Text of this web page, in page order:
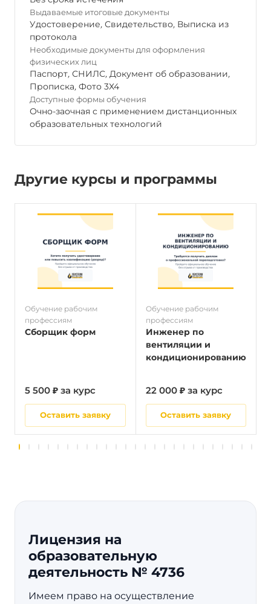
Выдаваемые итоговые документы
Удостоверение, Свидетельство, Выписка из
протокола
Необходимые документы для оформления
физических лиц
Паспорт, СНИЛС, Документ об образовании,
Прописка, Фото 3Х4
Доступные формы обучения
Очно-заочная с применением дистанционных
образовательных технологий
Другие курсы и программы
Обучение рабочим
профессиям
Сборщик форм
5 500 ₽ за курс
Оставить заявку
Обучение рабочим
профессиям
Инженер по
вентиляции и
кондиционированию
22 000 ₽ за курс
Оставить заявку
Лицензия на
образовательную
деятельность № 4736
Имеем право на осуществление